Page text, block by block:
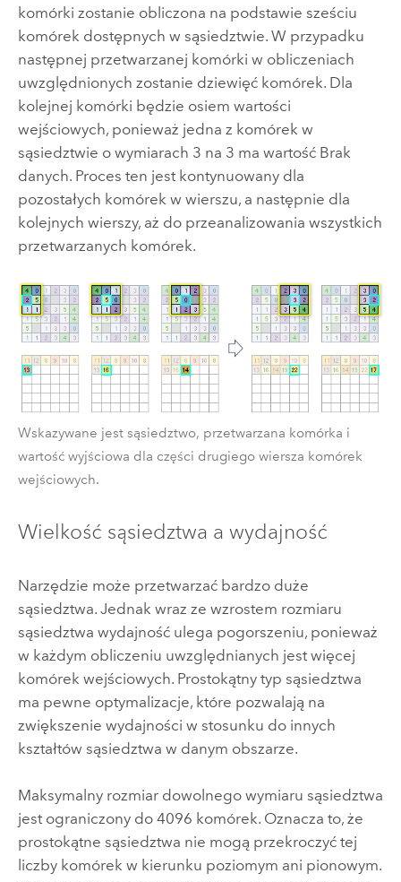
komórki zostanie obliczona na podstawie sześciu
komórek dostępnych w sąsiedztwie. W przypadku
następnej przetwarzanej komórki w obliczeniach
uwzględnionych zostanie dziewięć komórek. Dla
kolejnej komórki będzie osiem wartości
wejściowych, ponieważ jedna z komórek w
sąsiedztwie o wymiarach 3 na 3 ma wartość Brak
danych. Proces ten jest kontynuowany dla
pozostałych komórek w wierszu, a następnie dla
kolejnych wierszy, aż do przeanalizowania wszystkich
przetwarzanych komórek.
Wskazywane jest sąsiedztwo, przetwarzana komórka i
wartość wyjściowa dla części drugiego wiersza komórek
wejściowych.
Wielkość sąsiedztwa a wydajność
Narzędzie może przetwarzać bardzo duże
sąsiedztwa. Jednak wraz ze wzrostem rozmiaru
sąsiedztwa wydajność ulega pogorszeniu, ponieważ
w każdym obliczeniu uwzględnianych jest więcej
komórek wejściowych. Prostokątny typ sąsiedztwa
ma pewne optymalizacje, które pozwalają na
zwiększenie wydajności w stosunku do innych
kształtów sąsiedztwa w danym obszarze.
Maksymalny rozmiar dowolnego wymiaru sąsiedztwa
jest ograniczony do 4096 komórek. Oznacza to, że
prostokątne sąsiedztwa nie mogą przekroczyć tej
liczby komórek w kierunku poziomym ani pionowym.